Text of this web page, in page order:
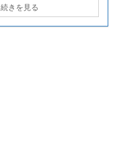
続きを見る